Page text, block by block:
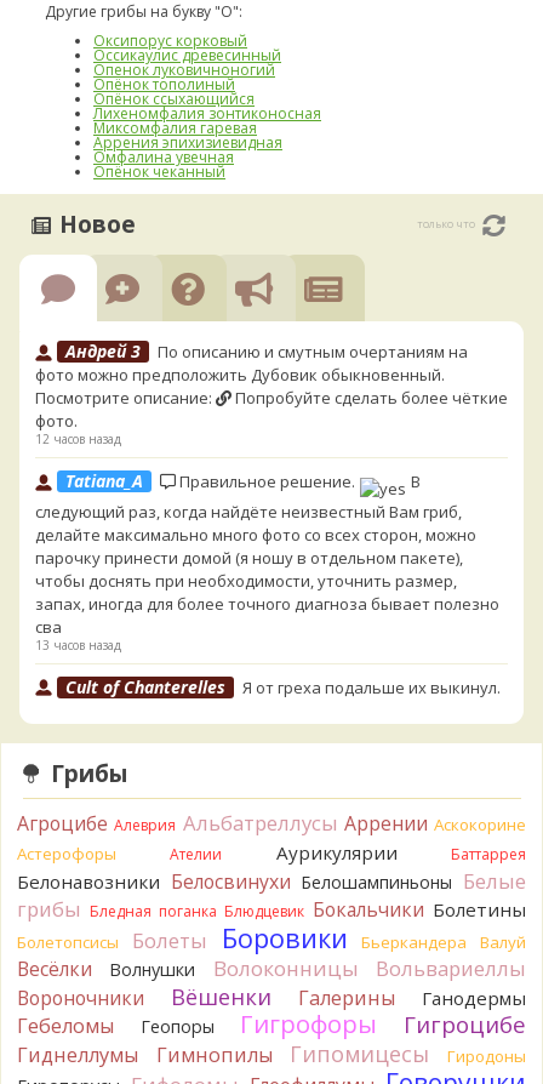
Другие грибы на букву "О":
Оксипорус корковый
Оссикаулис древесинный
Опенок луковичноногий
Опёнок тополиный
Опёнок ссыхающийся
Лихеномфалия зонтиконосная
Миксомфалия гаревая
Аррения эпихизиевидная
Омфалина увечная
Опёнок чеканный
Новое только что
Андрей 3
По описанию и смутным очертаниям на
фото можно предположить Дубовик обыкновенный.
Посмотрите описание:
Попробуйте сделать более чёткие
фото.
12 часов назад
Tatiana_A Правильное решение.
В
следующий раз, когда найдёте неизвестный Вам гриб,
делайте максимально много фото со всех сторон, можно
парочку принести домой (я ношу в отдельном пакете),
чтобы доснять при необходимости, уточнить размер,
запах, иногда для более точного диагноза бывает полезно
сва
13 часов назад
Cult of Chanterelles
Я от греха подальше их выкинул.
Tatiana_A
Говорушек в этой цветовой гамме - хоть
пруд пруди, и далеко не все описаны на этом сайте. И
большинство из них как минимум несъедобны. Ворончатая
должна слабо пахнуть миндалём. Из похожих есть, скажем,
Желобчатая и Бледноокрашенная. Росли не не древесине,
так? Из земли или из подстилки
Мария Хорошо. При срезании синеет.
Tatiana_A Посмотрите Пилолистнички: lentinellus/
13 часов назад
Грибы
Агроцибе Алеврия Альбатреллусы Аррении Аскокорине
Астерофоры
Ателии Аурикулярии Баттаррея
Белонавозники Белосвинухи Белошампиньоны Белые
грибы Бледная поганка Блюдцевик Бокальчики Болетины
Болетопсисы Болеты Боровики Бьеркандера Валуй
Весёлки Волнушки Волоконницы Вольвариеллы
Вороночники Вёшенки Галерины Ганодермы
Гебеломы Геопоры Гигрофоры Гигроцибе
Гиднеллумы Гимнопилы Гипомицесы Гиродоны